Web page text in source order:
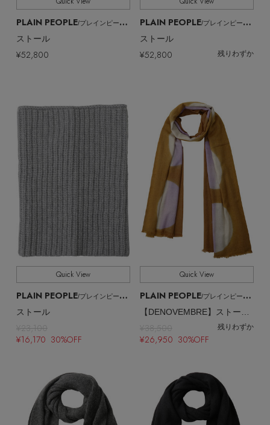
PLAIN PEOPLE/プレインピープル
ストール
¥52,800 残りわずか
PLAIN PEOPLE/プレインピープル
ストール
¥52,800
Quick View
PLAIN PEOPLE/プレインピープル
¥38,500 残りわずか
¥26,950 30%OFF
Quick View
PLAIN PEOPLE/プレインピープル
ストール
¥23,100
¥16,170 30%OFF